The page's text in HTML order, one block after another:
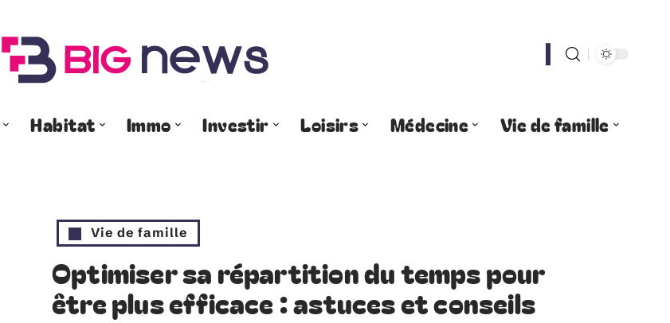
Habitat Immo Investir Loisirs Médecine
Vie de famille
Vie de famille
Optimiser sa répartition du temps pour
être plus efficace : astuces et conseils